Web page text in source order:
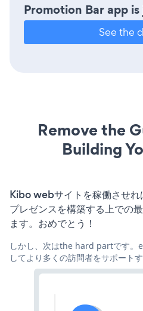
Promotion Bar app
See the
Remove the
Building
Kibo webサイトを稼働させれ
プレゼンスを構築する上での
ます。おめでとう！
しかし、次はthe hard partです
してより多くの訪問者をサポート